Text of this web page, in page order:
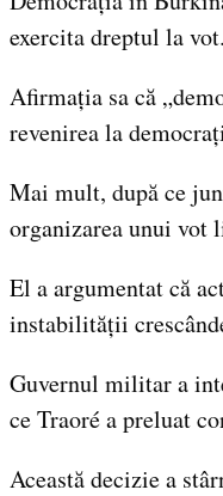
exercita dreptul la
Afirmația sa că
revenirea la
Mai mult, după ce
organizarea unui vot
El a argumentat că
instabilității
Guvernul militar a
ce Traoré a preluat
Această decizie a